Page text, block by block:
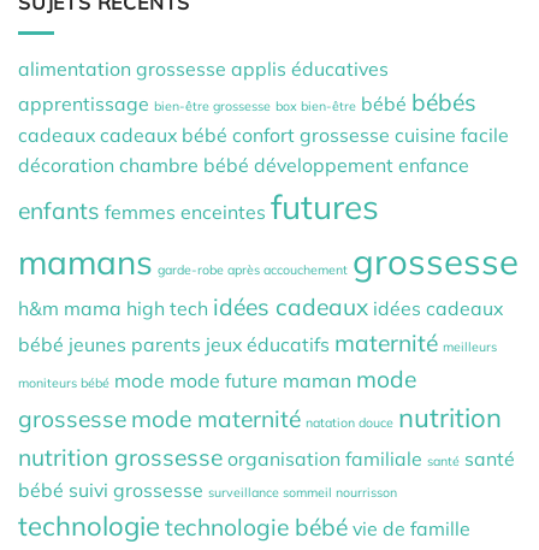
alimentation grossesse applis éducatives
apprentissage bien-être grossesse box bien-être bébé bébés
cadeaux cadeaux bébé confort grossesse cuisine facile
décoration chambre bébé développement enfance
enfants femmes enceintes futures
mamans garde-robe après accouchement grossesse
h&m mama high tech idées cadeaux idées cadeaux
bébé jeunes parents jeux éducatifs maternité meilleurs
moniteurs bébé mode mode future maman mode
grossesse mode maternité natation douce nutrition
nutrition grossesse organisation familiale santé santé
bébé suivi grossesse surveillance sommeil nourrisson
technologie technologie bébé vie de famille